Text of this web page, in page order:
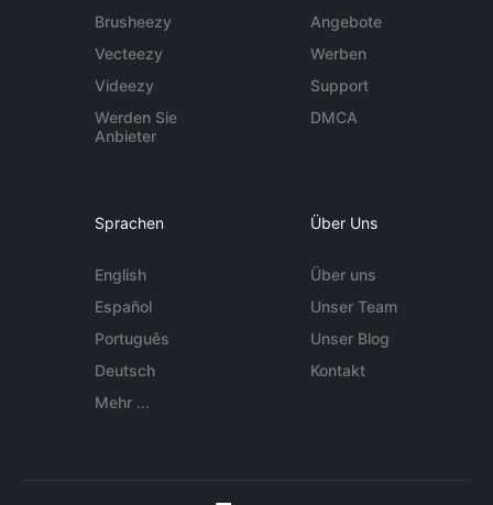
Brusheezy
Vecteezy
Videezy
Werden Sie
Anbieter
Angebote
Werben
Support
DMCA
Sprachen
English
Español
Português
Deutsch
Mehr ...
Über Uns
Über uns
Unser Team
Unser Blog
Kontakt